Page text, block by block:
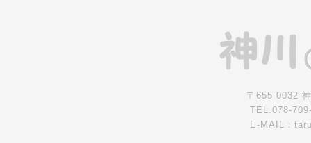
〒655-0032
TEL.078-
E-MAIL：